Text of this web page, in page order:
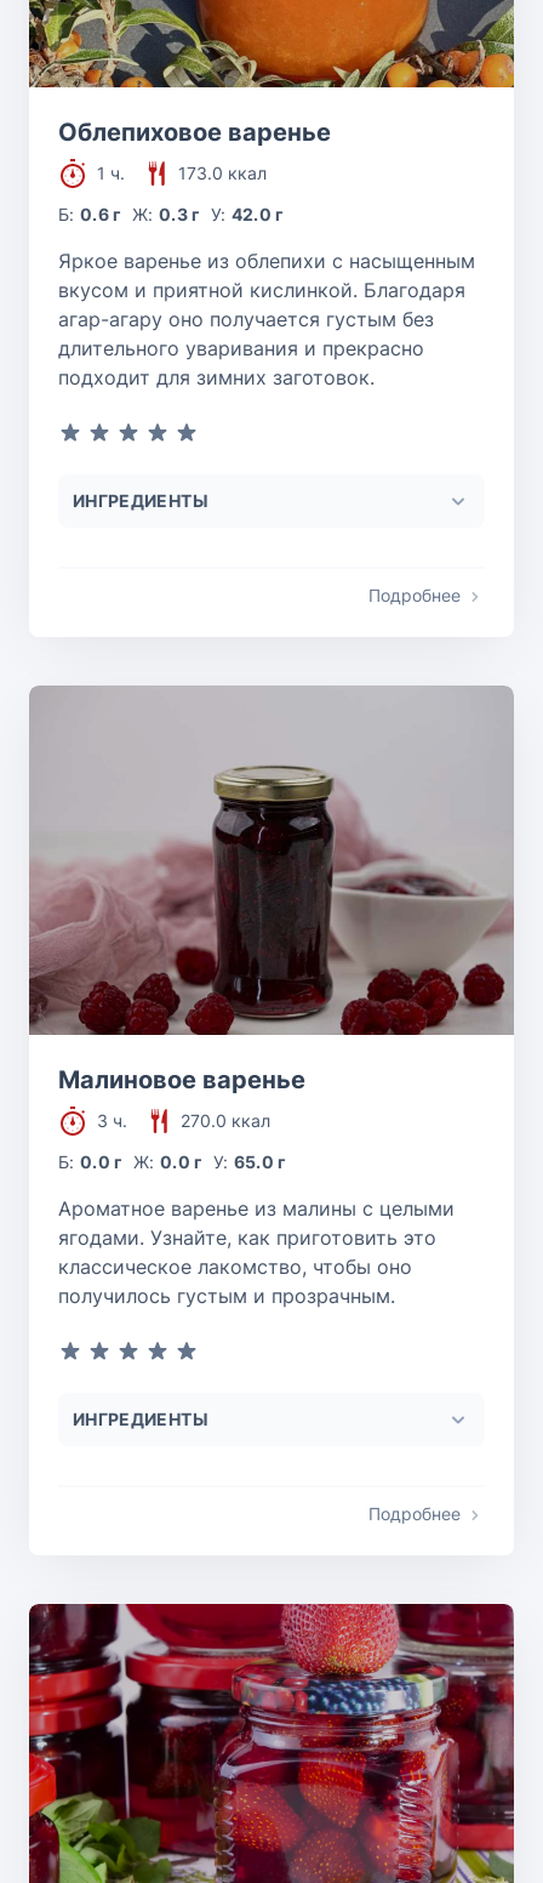
Облепиховое варенье
1 ч.
173.0 ккал
Б:0.6 г Ж: 0.3 г У: 42.0 г
Яркое варенье из облепихи с насыщенным
вкусом и приятной кислинкой. Благодаря
агар-агару оно получается густым без
длительного уваривания и прекрасно
подходит для зимних заготовок.
ИНГРЕДИЕНТЫ
Подробнее
Малиновое варенье
3 ч.
270.0 ккал
Б:0.0 г Ж: 0.0 г У: 65.0 г
Ароматное варенье из малины с целыми
ягодами. Узнайте, как приготовить это
классическое лакомство, чтобы оно
получилось густым и прозрачным.
ИНГРЕДИЕНТЫ
Подробнее